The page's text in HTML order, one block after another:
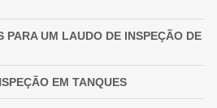
PARA UM LAUDO DE INSPEÇÃO DE
EM TANQUES